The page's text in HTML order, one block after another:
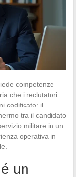
competenze
che i reclutatori
codificate: il
tra il candidato
militare in un
operativa in
un